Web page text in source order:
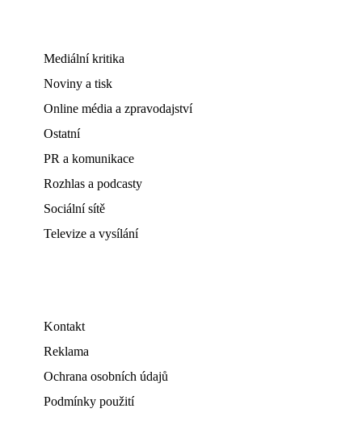
Mediální kritika
Noviny a tisk
Online média a zpravodajství
Ostatní
PR a komunikace
Rozhlas a podcasty
Sociální sítě
Televize a vysílání
Kontakt
Reklama
Ochrana osobních údajů
Podmínky použití